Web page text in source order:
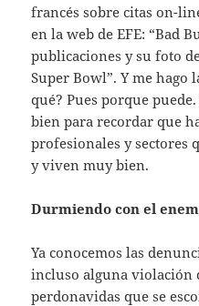
francés sobre citas on-
en la web de EFE: “Bad
publicaciones y su foto
Super Bowl”. Y me hago
qué? Pues porque
bien para recordar que
profesionales y sectores
y viven muy bien.
Durmiendo con el
Ya conocemos las
incluso alguna violación
perdonavidas que se